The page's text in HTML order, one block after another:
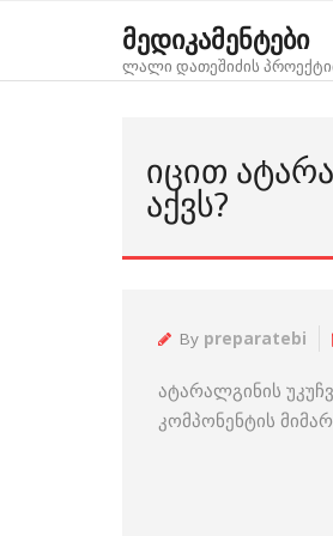
მედიკამენტები
ლალი დათეშიძის
ᲘᲪᲘᲗ
ᲐᲥᲕᲡ?
By preparatebi
ატარალგინის
კომპონენტის